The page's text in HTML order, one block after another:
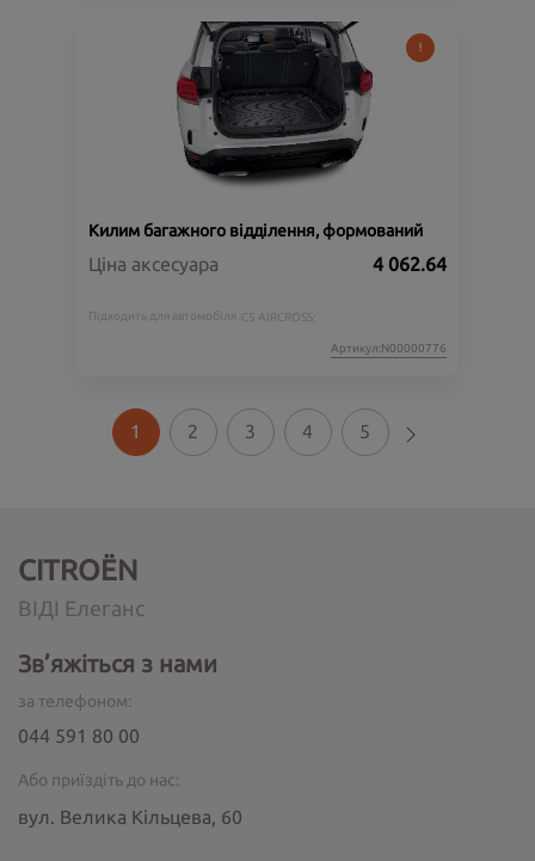
Килим багажного відділення, формований
Ціна аксесуара 4 062.64
Підходить для автомобіля : C5 AIRCROSS;
Артикул:N00000776
1 2 3 4 5
CITROËN
ВІДІ Елеганс
Зв’яжіться з нами
за телефоном:
044 591 80 00
Або приїздіть до нас:
вул. Велика Кільцева, 60